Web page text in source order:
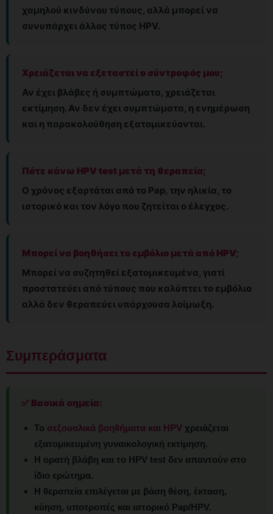
χαμηλού κινδύνου τύπους, αλλά μπορεί να
συνυπάρχει άλλος τύπος HPV.
Χρειάζεται να εξεταστεί ο σύντροφός μου;
Αν έχει βλάβες ή συμπτώματα, χρειάζεται
εκτίμηση. Αν δεν έχει συμπτώματα, η ενημέρωση
και η παρακολούθηση εξατομικεύονται.
Πότε κάνω HPV test μετά τη θεραπεία;
Ο χρόνος εξαρτάται από το Pap, την ηλικία, το
ιστορικό και τον λόγο που ζητείται ο έλεγχος.
Μπορεί να βοηθήσει το εμβόλιο μετά από HPV;
Μπορεί να συζητηθεί εξατομικευμένα, γιατί
προστατεύει από τύπους που καλύπτει το εμβόλιο
αλλά δεν θεραπεύει υπάρχουσα λοίμωξη.
Συμπεράσματα
✅ Βασικά σημεία:
Το σεξουαλικά βοηθήματα και HPV χρειάζεται
εξατομικευμένη γυναικολογική εκτίμηση.
Η ορατή βλάβη και το HPV test δεν απαντούν στο
ίδιο ερώτημα.
Η θεραπεία επιλέγεται με βάση θέση, έκταση,
κύηση, υποτροπές και ιστορικό Pap/HPV.